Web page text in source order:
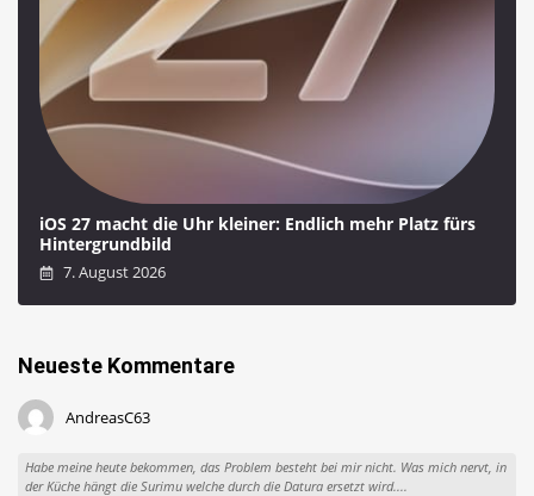
iOS 27 macht die Uhr kleiner: Endlich mehr Platz fürs
Hintergrundbild
7. August 2026
Neueste Kommentare
AndreasC63
Habe meine heute bekommen, das Problem besteht bei mir nicht. Was mich nervt, in
der Küche hängt die Surimu welche durch die Datura ersetzt wird....